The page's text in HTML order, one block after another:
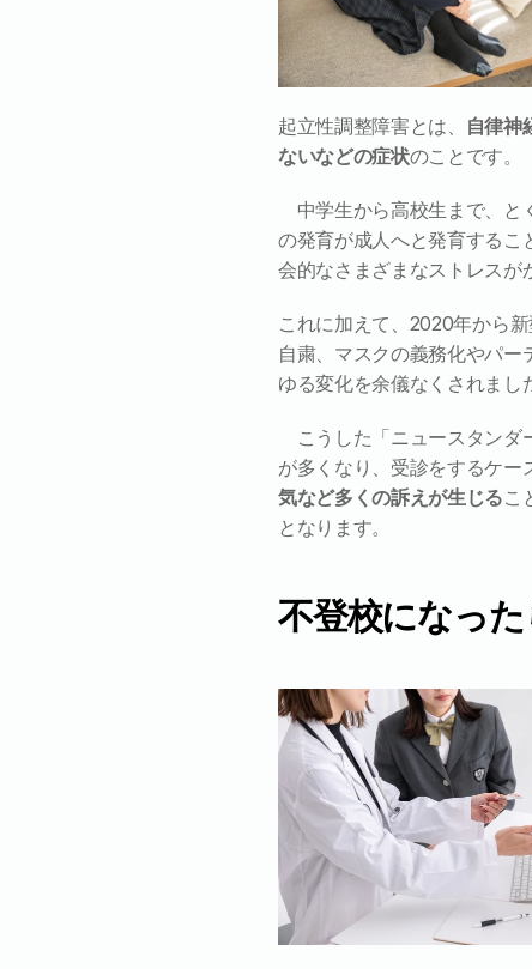
起立性調整障害とは、
自律神
ないなどの症状のことです。
中学生から高校生まで、と
の発育が成人へと発育するこ
会的なさまざまなストレスが
これに加えて、2020年から
自粛、マスクの義務化やパ
ゆる変化を余儀なくされまし
こうした「ニュースタンダ
が多くなり、受診をするケー
気など多くの訴えが生じるこ
となります。
不登校になっ